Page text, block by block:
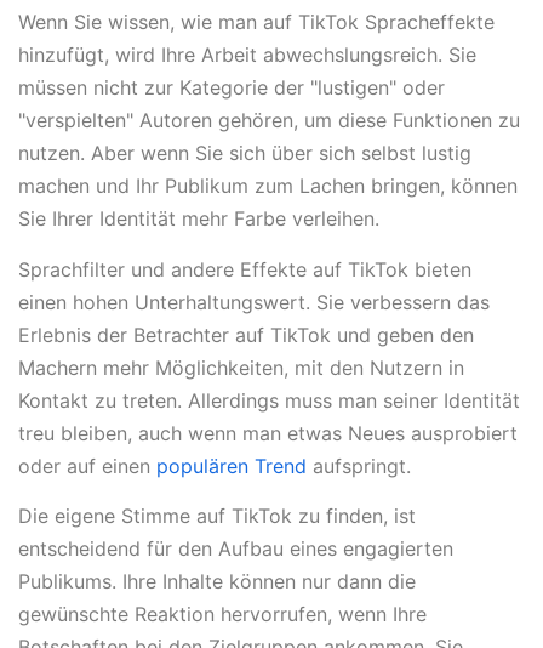
Wenn Sie wissen, wie man auf TikTok Spracheffekte
hinzufügt, wird Ihre Arbeit abwechslungsreich. Sie
müssen nicht zur Kategorie der "lustigen" oder
"verspielten" Autoren gehören, um diese Funktionen zu
nutzen. Aber wenn Sie sich über sich selbst lustig
machen und Ihr Publikum zum Lachen bringen, können
Sie Ihrer Identität mehr Farbe verleihen.
Sprachfilter und andere Effekte auf TikTok bieten
einen hohen Unterhaltungswert. Sie verbessern das
Erlebnis der Betrachter auf TikTok und geben den
Machern mehr Möglichkeiten, mit den Nutzern in
Kontakt zu treten. Allerdings muss man seiner Identität
treu bleiben, auch wenn man etwas Neues ausprobiert
oder auf einen populären Trend aufspringt.
Die eigene Stimme auf TikTok zu finden, ist
entscheidend für den Aufbau eines engagierten
Publikums. Ihre Inhalte können nur dann die
gewünschte Reaktion hervorrufen, wenn Ihre